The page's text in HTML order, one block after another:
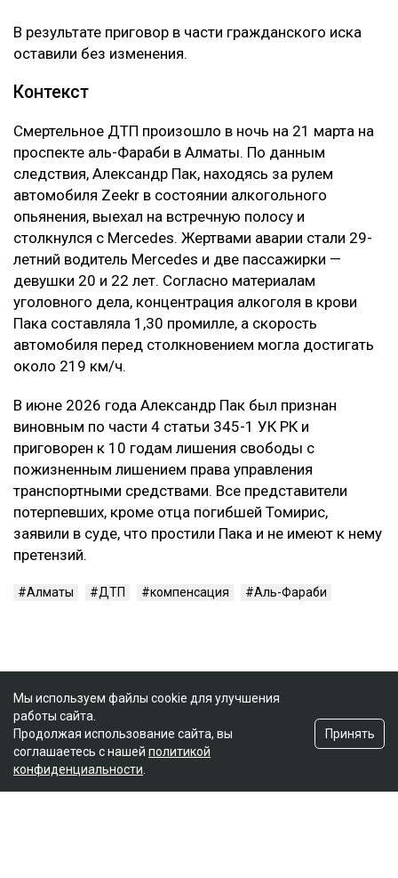
В результате приговор в части гражданского иска
оставили без изменения.
Контекст
Смертельное ДТП произошло в ночь на 21 марта на
проспекте аль-Фараби в Алматы. По данным
следствия, Александр Пак, находясь за рулем
автомобиля Zeekr в состоянии алкогольного
опьянения, выехал на встречную полосу и
столкнулся с Mercedes. Жертвами аварии стали 29-
летний водитель Mercedes и две пассажирки —
девушки 20 и 22 лет. Согласно материалам
уголовного дела, концентрация алкоголя в крови
Пака составляла 1,30 промилле, а скорость
автомобиля перед столкновением могла достигать
около 219 км/ч.
В июне 2026 года Александр Пак был признан
виновным по части 4 статьи 345-1 УК РК и
приговорен к 10 годам лишения свободы с
пожизненным лишением права управления
транспортными средствами. Все представители
потерпевших, кроме отца погибшей Томирис,
заявили в суде, что простили Пака и не имеют к нему
претензий.
Алматы ДТП компенсация Аль-Фараби
Мы используем файлы cookie для улучшения
работы сайта.
Продолжая использование сайта, вы
соглашаетесь с нашей политикой
конфиденциальности
Принять